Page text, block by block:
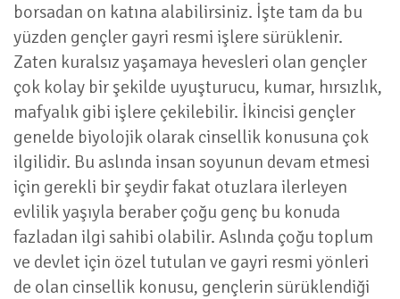
borsadan on katına alabilirsiniz. İşte tam da bu
yüzden gençler gayri resmi işlere sürüklenir.
Zaten kuralsız yaşamaya hevesleri olan gençler
çok kolay bir şekilde uyuşturucu, kumar, hırsızlık,
mafyalık gibi işlere çekilebilir. İkincisi gençler
genelde biyolojik olarak cinsellik konusuna çok
ilgilidir. Bu aslında insan soyunun devam etmesi
için gerekli bir şeydir fakat otuzlara ilerleyen
evlilik yaşıyla beraber çoğu genç bu konuda
fazladan ilgi sahibi olabilir. Aslında çoğu toplum
ve devlet için özel tutulan ve gayri resmi yönleri
de olan cinsellik konusu, gençlerin sürüklendiği